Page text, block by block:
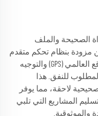
الصحيحة والملف
مزودة بنظام تحكم متقدم
يوفر دقة لا مثيل لها. باستخدام نظام تحديد المواقع العالمي (GPS) والتوجيه
للنفق. هذا
لاحقة، مما يوفر
المشاريع التي تلبي
والموثوقية.